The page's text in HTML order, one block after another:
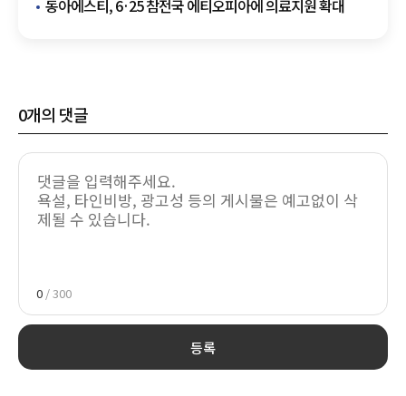
동아에스티, 6·25 참전국 에티오피아에 의료지원 확대
0개의 댓글
0 / 300
등록